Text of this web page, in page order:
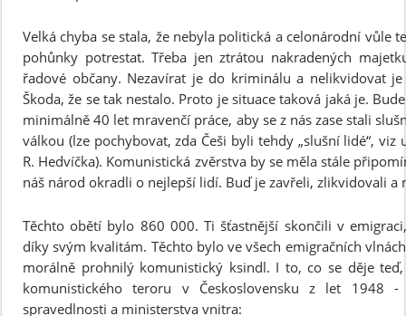
Velká chyba se stala, že nebyla politická a celonárodní vůle
pohůnky potrestat. Třeba jen ztrátou nakradených
řadové občany. Nezavírat je do kriminálu a nelikvidovat
Škoda, že se tak nestalo. Proto je situace taková jaká je.
minimálně 40 let mravenčí práce, aby se z nás zase stali
válkou (lze pochybovat, zda Češi byli tehdy „slušní lidé“,
R. Hedvíčka). Komunistická zvěrstva by se měla stále
náš národ okradli o nejlepší lidí. Buď je zavřeli, zlikvidovali
Těchto obětí bylo 860 000. Ti šťastnější skončili v
díky svým kvalitám. Těchto bylo ve všech emigračních
morálně prohnilý komunistický ksindl. I to, co se děje
komunistického teroru v Československu z let 1948
spravedlnosti a ministerstva vnitra: